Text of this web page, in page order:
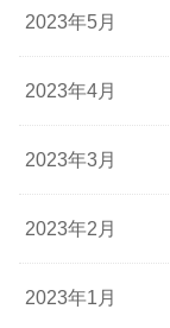
2023年5月
2023年4月
2023年3月
2023年2月
2023年1月